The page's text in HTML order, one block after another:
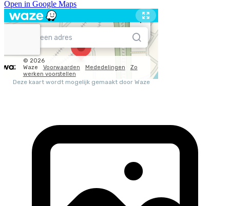
Open in Google Maps